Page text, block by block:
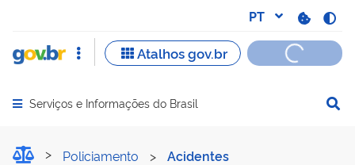
Abrir menu principal de navegação
Serviços e Informações do Brasil
Obter Certidão Nada
Policiamento > Acidentes